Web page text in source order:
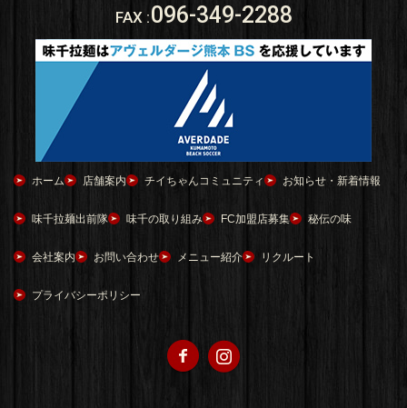
FAX :096-349-2288
ホーム 店舗案内 チイちゃんコミュニティ お知らせ・新着情報
味千拉麺出前隊 味千の取り組み FC加盟店募集 秘伝の味
会社案内 お問い合わせ メニュー紹介 リクルート
プライバシーポリシー